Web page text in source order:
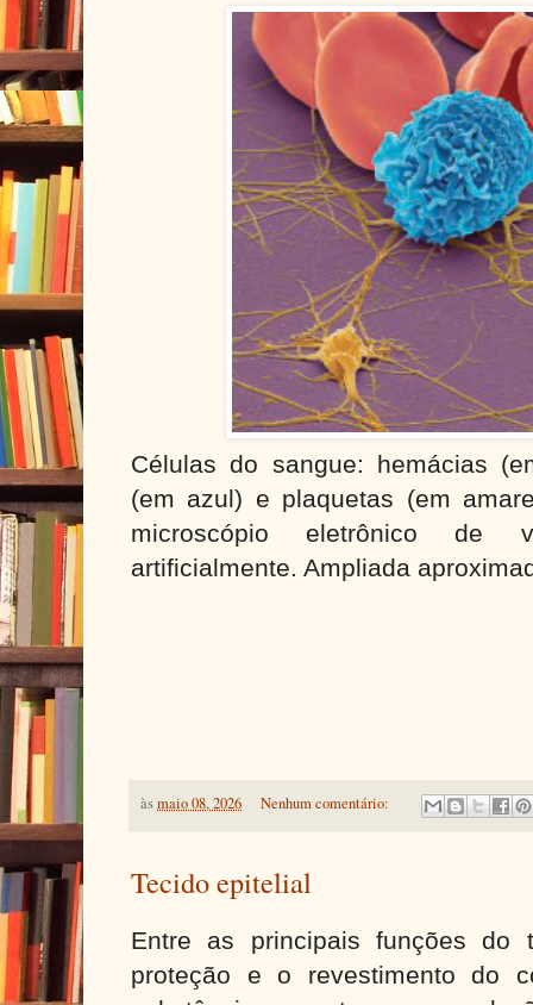
Células do sangue: hemácias
(em azul) e plaquetas (em
microscópio eletrônico de
artificialmente. Ampliada
àsmaio 08, 2026 Nenhum comentário:
Tecido epitelial
Entre as principais funções do
proteção e o revestimento do